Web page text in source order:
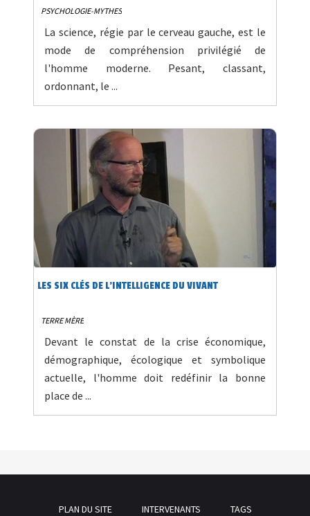
PSYCHOLOGIE-MYTHES
La science, régie par le cerveau gauche, est le
mode de compréhension privilégié de
l'homme moderne. Pesant, classant,
ordonnant, le ...
LES SIX CLÉS DE L'INTELLIGENCE DU VIVANT
TERRE MÈRE
Devant le constat de la crise économique,
démographique, écologique et symbolique
actuelle, l'homme doit redéfinir la bonne
place de ...
PLAN DU SITE INTERVENANTS
TAGS